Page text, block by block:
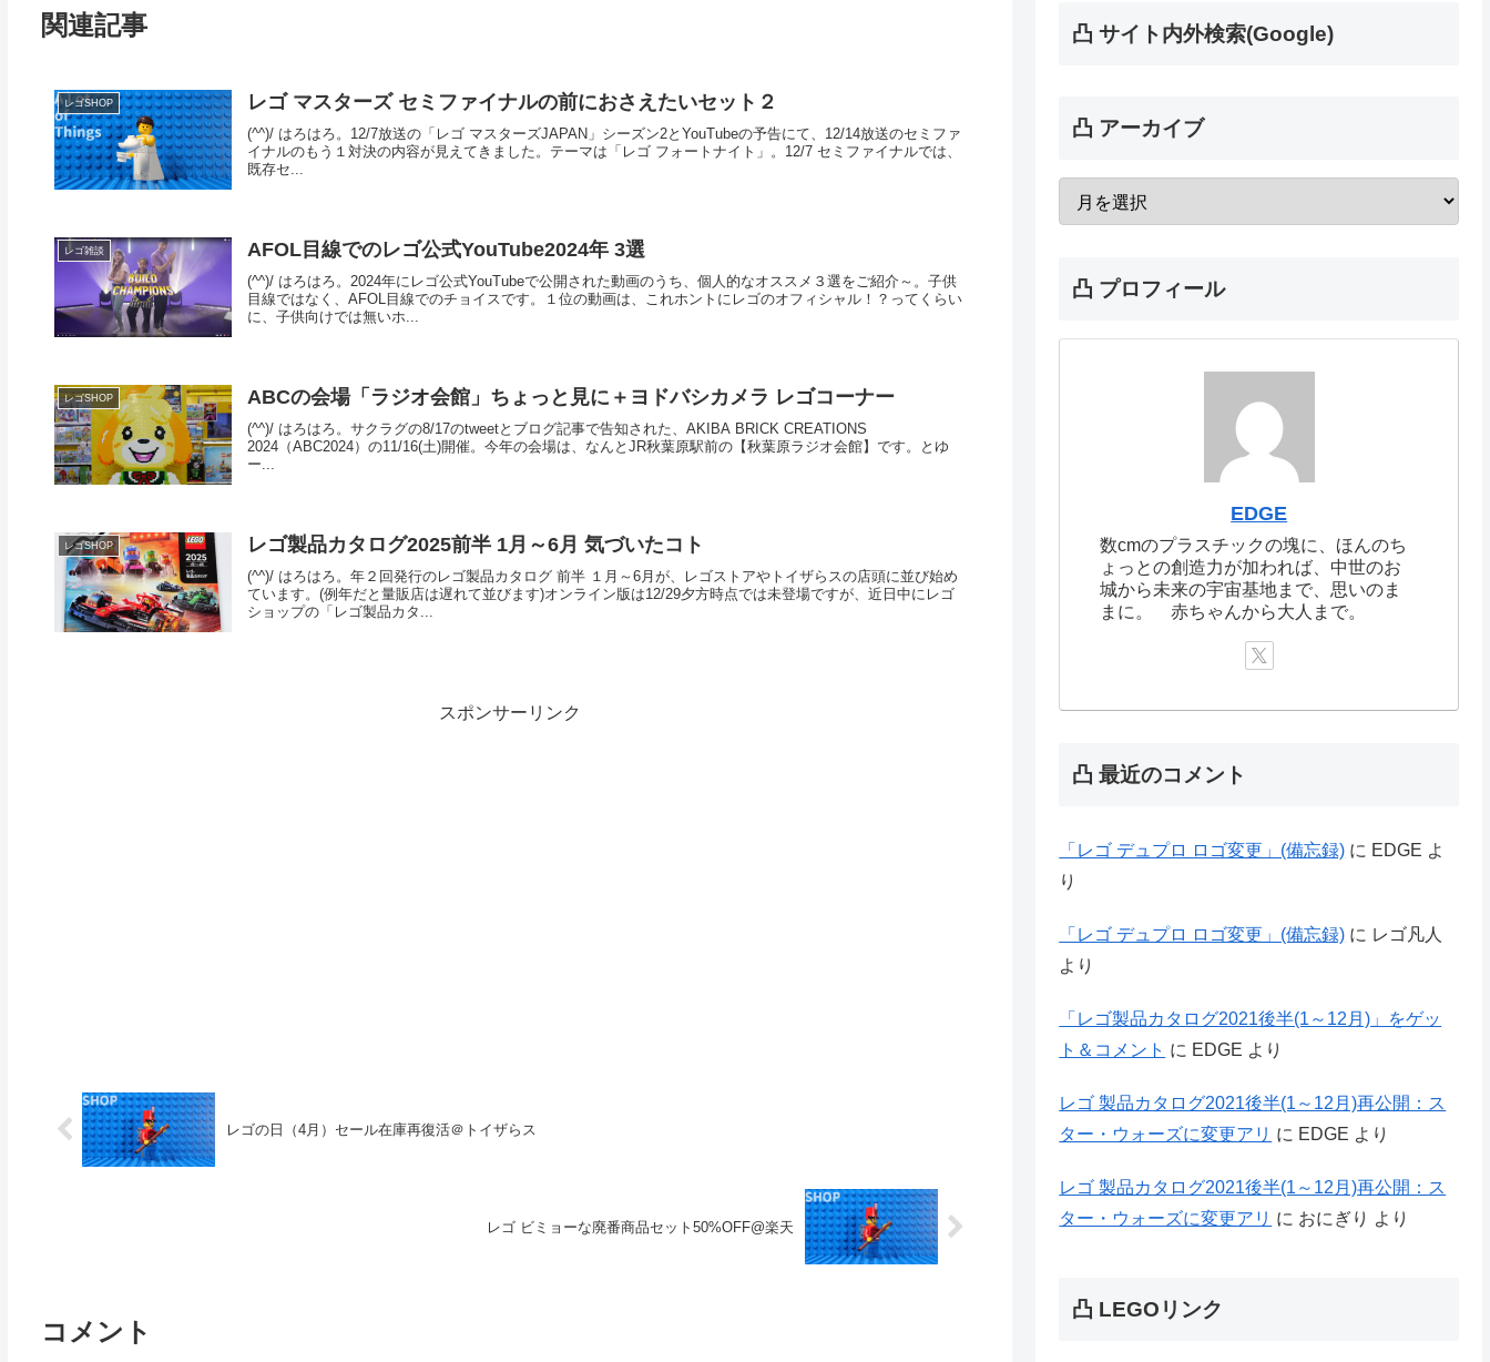
関連記事
レゴSHOP レゴ マスターズ セミファイナルの前におさえたいセット２
(^^)/ はろはろ。12/7放送の「レゴ マスターズJAPAN」シーズン2とYouTubeの予告にて、12/14放送のセミファ
イナルのもう１対決の内容が見えてきました。テーマは「レゴ フォートナイト」。12/7 セミファイナルでは、
既存セ...
レゴ雑談 AFOL目線でのレゴ公式YouTube2024年 3選
(^^)/ はろはろ。2024年にレゴ公式YouTubeで公開された動画のうち、個人的なオススメ３選をご紹介～。子供
目線ではなく、AFOL目線でのチョイスです。１位の動画は、これホントにレゴのオフィシャル！？ってくらい
に、子供向けでは無いホ...
レゴSHOP ABCの会場「ラジオ会館」ちょっと見に＋ヨドバシカメラ レゴコーナー
(^^)/ はろはろ。サクラグの8/17のtweetとブログ記事で告知された、AKIBA BRICK CREATIONS
2024（ABC2024）の11/16(土)開催。今年の会場は、なんとJR秋葉原駅前の【秋葉原ラジオ会館】です。とゆ
ー...
レゴSHOP レゴ製品カタログ2025前半 1月～6月 気づいたコト
(^^)/ はろはろ。年２回発行のレゴ製品カタログ 前半 １月～6月が、レゴストアやトイザらスの店頭に並び始め
ています。(例年だと量販店は遅れて並びます)オンライン版は12/29夕方時点では未登場ですが、近日中にレゴ
ショップの「レゴ製品カタ...
スポンサーリンク
レゴの日（4月）セール在庫再復活＠トイザらス
レゴ ビミョーな廃番商品セット50%OFF@楽天
コメント
凸 サイト内外検索(Google)
凸 アーカイブ
凸 プロフィール
EDGE
数cmのプラスチックの塊に、ほんのち
ょっとの創造力が加われば、中世のお
城から未来の宇宙基地まで、思いのま
まに。 赤ちゃんから大人まで。
凸 最近のコメント
「レゴ デュプロ ロゴ変更」(備忘録) に EDGE よ
り
「レゴ デュプロ ロゴ変更」(備忘録) に レゴ凡人
より
「レゴ製品カタログ2021後半(1～12月)」をゲッ
ト＆コメント に EDGE より
レゴ 製品カタログ2021後半(1～12月)再公開：ス
ター・ウォーズに変更アリ に EDGE より
レゴ 製品カタログ2021後半(1～12月)再公開：ス
ター・ウォーズに変更アリ に おにぎり より
凸 LEGOリンク